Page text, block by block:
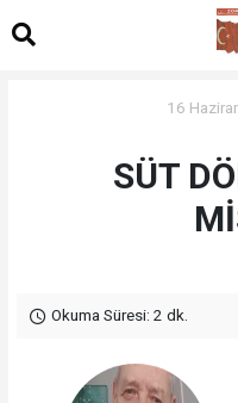
16
SÜT
Okuma Süresi: 2 dk.